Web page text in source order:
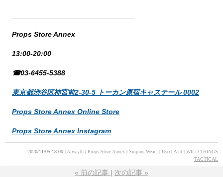
Props Store Annex
13:00-20:00
☎03-6455-5388
東京都渋谷区神宮前2-30-5 トーカン原宿キャステール 0002
Props Store Annex Online Store
Props Store Annex Instagram
2020/11/05 18:00 Alwayth Props Store Annex Surplus Wear_ Used Pant
WILD THINGS
TACTICAL
« 前の記事 次の記事 »